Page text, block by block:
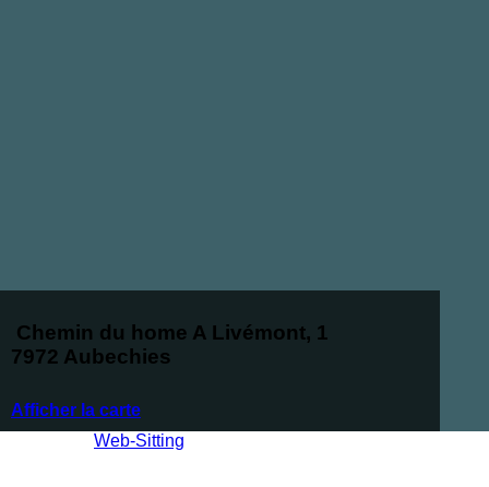
Chemin du home A Livémont, 1
7972 Aubechies
Afficher la carte
Web-Sitting